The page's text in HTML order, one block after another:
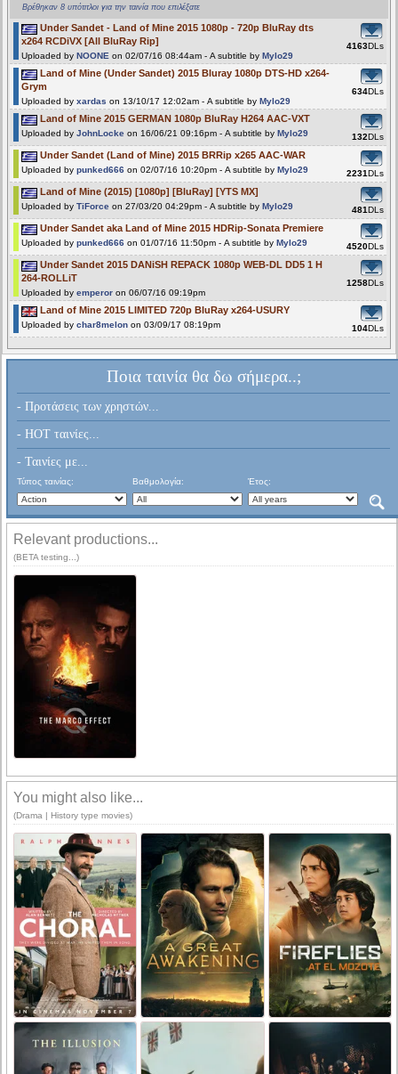
Βρέθηκαν 8 υπότιτλοι για την ταινία που επιλέξατε
Under Sandet - Land of Mine 2015 1080p - 720p BluRay dts
x264 RCDiVX [All BluRay Rip]
Uploaded by NOONE on 02/07/16 08:44am - A subtitle by Mylo29
4163DLs
Land of Mine (Under Sandet) 2015 Bluray 1080p DTS-HD x264-
Grym
Uploaded by xardas on 13/10/17 12:02am - A subtitle by Mylo29
634DLs
Land of Mine 2015 GERMAN 1080p BluRay H264 AAC-VXT
Uploaded by JohnLocke on 16/06/21 09:16pm - A subtitle by Mylo29 132DLs
Under Sandet (Land of Mine) 2015 BRRip x265 AAC-WAR
Uploaded by punked666 on 02/07/16 10:20pm - A subtitle by Mylo29 2231DLs
Land of Mine (2015) [1080p] [BluRay] [YTS MX]
Uploaded by TiForce on 27/03/20 04:29pm - A subtitle by Mylo29 481DLs
Under Sandet aka Land of Mine 2015 HDRip-Sonata Premiere
Uploaded by punked666 on 01/07/16 11:50pm - A subtitle by Mylo29 4520DLs
Under Sandet 2015 DANiSH REPACK 1080p WEB-DL DD5 1 H
264-ROLLiT
Uploaded by emperor on 06/07/16 09:19pm
1258DLs
Land of Mine 2015 LIMITED 720p BluRay x264-USURY
Uploaded by char8melon on 03/09/17 08:19pm 104DLs
Ποια ταινία θα δω σήμερα..;
- Προτάσεις των χρηστών...
- HOT ταινίες...
- Ταινίες με...
Τύπος ταινίας: Βαθμολογία: Έτος:
Relevant productions...
(BETA testing...)
You might also like...
(Drama | History type movies)